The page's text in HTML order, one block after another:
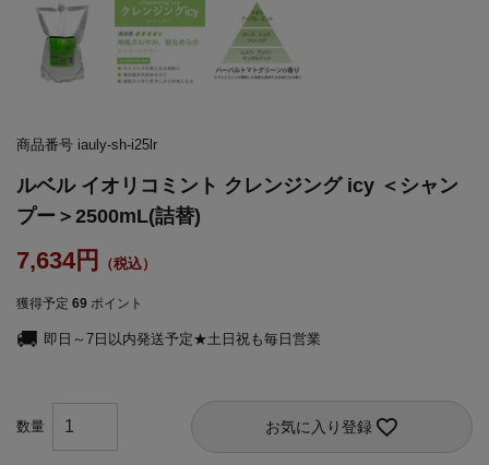
商品番号 iauly-sh-i25lr
ルベル イオリコミント クレンジング icy ＜シャン
プー＞2500mL(詰替)
7,634
獲得予定 69 ポイント
即日～7日以内発送予定★土日祝も毎日営業
お気に入り登録